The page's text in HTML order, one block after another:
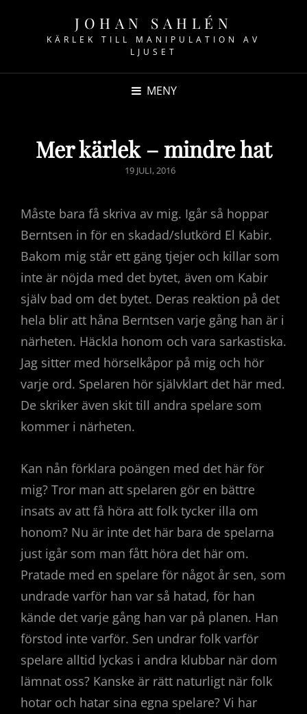
JOHAN SAHLÉN
KÄRLEK TILL MANIPULATION AV
LJUSET
MENY
Mer kärlek – mindre hat
PUBLICERAT
19 JULI, 2016
Måste bara få skriva av mig. Igår så hoppar
Berntsen in för en skadad/slutkörd El Kabir.
Bakom mig står ett gäng tjejer och killar som
inte är nöjda med det bytet, även om Kabir
själv bad om det bytet. Deras reaktion på det
hela blir att håna Berntsen varje gång han är i
närheten. Häckla honom och vara sarkastiska.
Jag sitter med hörselkåpor på mig och hör
varje ord. Spelaren hör självklart det här med.
De skriker även skit till andra spelare som
kommer i närheten.
Kan nån förklara poängen med det här för
mig? Tror man att spelaren gör en bättre
insats av att få höra att folk tycker illa om
honom? Nu är inte det här bara de spelarna
just igår som man fått höra det här om.
Pratade med en spelare för något år sen, som
undrade varför han var så hatad, för han
kände det varje gång han var på planen. Han
förstod inte varför. Sen undrar folk varför
spelare alltid lyckas i andra klubbar när dom
lämnat oss? Kanske är rätt naturligt när folk
hotar och hatar sina egna spelare? Vi har